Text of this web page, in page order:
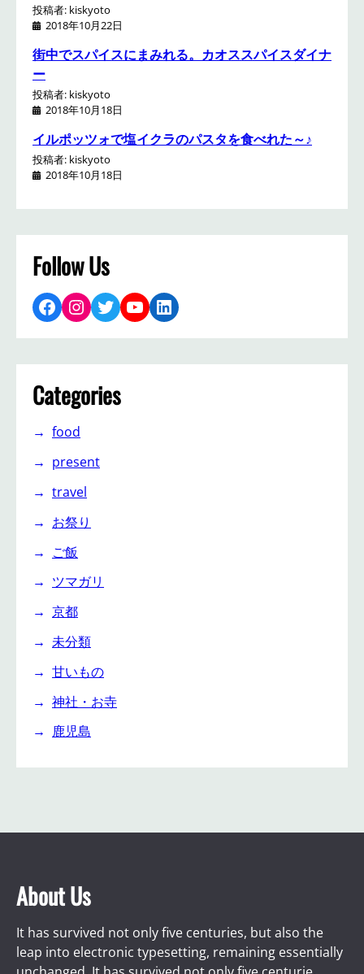
投稿者: kiskyoto
2018年10月22日
街中でスパイスにまみれる。カオススパイスダイナ
ー
投稿者: kiskyoto
2018年10月18日
イルポッツォで塩イクラのパスタを食べれた～♪
投稿者: kiskyoto
2018年10月18日
Follow Us
Facebook Instagram Twitter YouTube LinkedIn
Categories
food
present
travel
お祭り
ご飯
ツマガリ
京都
未分類
甘いもの
神社・お寺
鹿児島
About Us
It has survived not only five centuries, but also the
leap into electronic typesetting, remaining essentially